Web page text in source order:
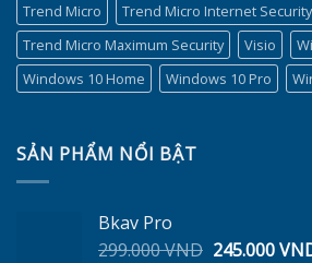
Trend Micro
Trend Micro Internet Security
Trend Micro Maximum Security
Visio
Windows 10 Home
Windows 10 Pro
SẢN PHẨM NỔI BẬT
Bkav Pro
299.000VND Giá
245.000